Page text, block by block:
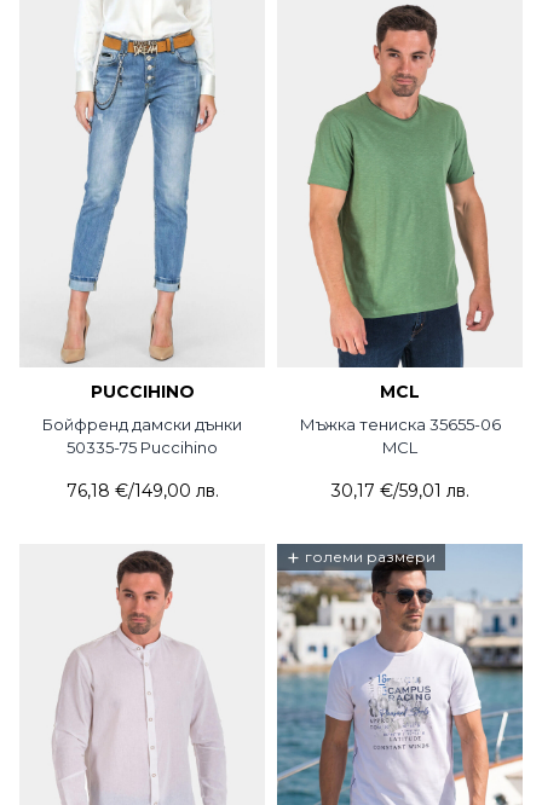
PUCCIHINO
Бойфренд дамски дънки
50335-75 Puccihino
76,18 €/149,00 лв.
MCL
Мъжка тениска 35655-06
MCL
30,17 €/59,01 лв.
+ големи размери